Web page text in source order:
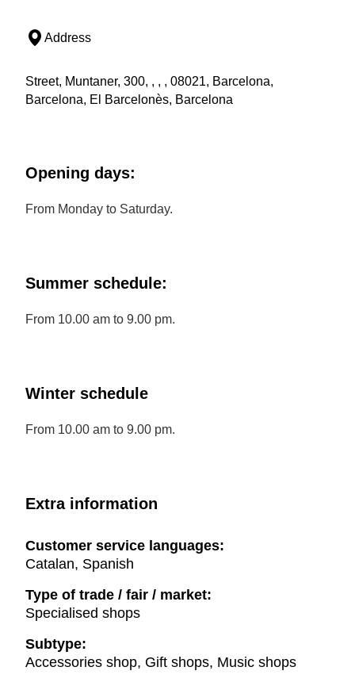
Address
Street, Muntaner, 300, , , , 08021, Barcelona,
Barcelona, El Barcelonès, Barcelona
Opening days:
From Monday to Saturday.
Summer schedule:
From 10.00 am to 9.00 pm.
Winter schedule
From 10.00 am to 9.00 pm.
Extra information
Customer service languages:
Catalan, Spanish
Type of trade / fair / market:
Specialised shops
Subtype:
Accessories shop, Gift shops, Music shops